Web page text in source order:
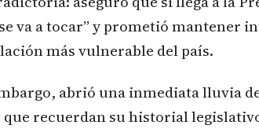
va a tocar” y prometió mantener
más vulnerable del país.
abrió una inmediata lluvia
que recuerdan su historial